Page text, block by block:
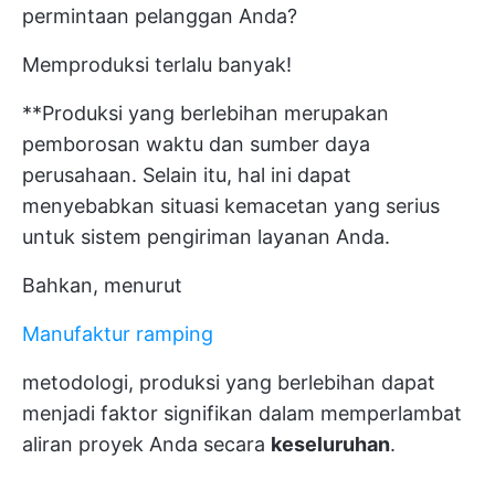
permintaan pelanggan Anda?
Memproduksi terlalu banyak!
**Produksi yang berlebihan merupakan
pemborosan waktu dan sumber daya
perusahaan. Selain itu, hal ini dapat
menyebabkan situasi kemacetan yang serius
untuk sistem pengiriman layanan Anda.
Bahkan, menurut
Manufaktur ramping
metodologi, produksi yang berlebihan dapat
menjadi faktor signifikan dalam memperlambat
aliran proyek Anda secara keseluruhan.